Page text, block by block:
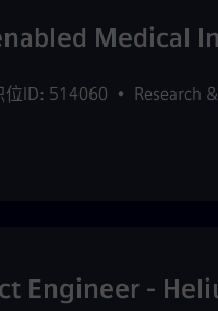
Medical
位ID: 514060 • Research
Engineer -